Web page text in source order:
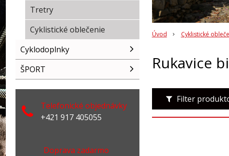
Úvod Cyklistické
Rukavice
Filter
Tretry
Cyklistické oblečenie
Cyklodoplnky
ŠPORT
Telefonické objednávky
+421 917 405055
Doprava zadarmo